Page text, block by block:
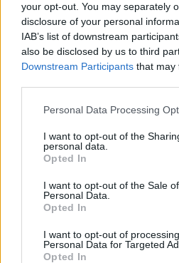
your opt-out. You may separately
disclosure of your personal
IAB’s list of downstream
also be disclosed by us to third
Downstream Participants that may
Personal Data Processing
I want to opt-out of the
personal data.
Opted In
I want to opt-out of the Sale
Personal Data.
Opted In
I want to opt-out of
Personal Data for Targeted
Opted In
04:11
Μαγειρεμένο ρύζι: Πόσο
συχνά λάθη που πρέπει να
03:16
Οι ειδικοί εξηγούν: Το
αίσθηση
02:30
Αυξάνονται οι ενδείξεις για ζωή
01:30
Ειδικός λέει ποια φυτά να
00:31